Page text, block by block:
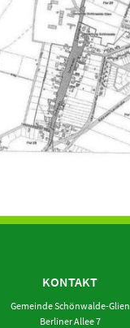
KONTAKT
Gemeinde Schönwalde-Glien
Berliner Allee 7